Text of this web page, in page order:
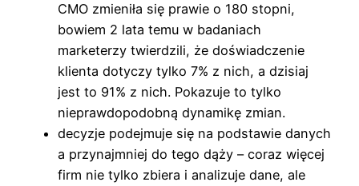
CMO zmieniła się prawie o 180 stopni,
bowiem 2 lata temu w badaniach
marketerzy twierdzili, że doświadczenie
klienta dotyczy tylko 7% z nich, a dzisiaj
jest to 91% z nich. Pokazuje to tylko
nieprawdopodobną dynamikę zmian.
decyzje podejmuje się na podstawie danych
a przynajmniej do tego dąży – coraz więcej
firm nie tylko zbiera i analizuje dane, ale